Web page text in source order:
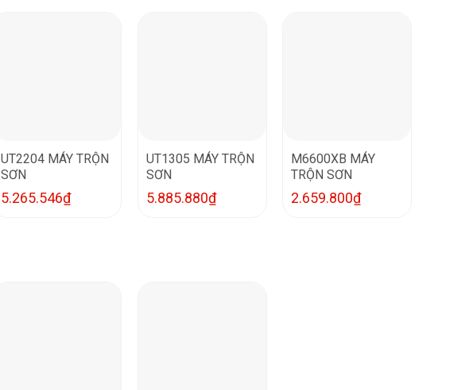
UT2204 MÁY TRỘN
SƠN
5.265.546₫
UT1305 MÁY TRỘN
SƠN
5.885.880₫
M6600XB MÁY
TRỘN SƠN
2.659.800₫